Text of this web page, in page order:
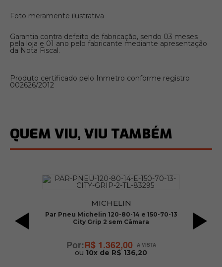
Foto meramente ilustrativa
Garantia contra defeito de fabricação, sendo 03 meses
pela loja e 01 ano pelo fabricante mediante apresentação
da Nota Fiscal.
Produto certificado pelo Inmetro conforme registro
002626/2012
QUEM VIU, VIU TAMBÉM
MICHELIN
Par Pneu Michelin 120-80-14 e 150-70-13
City Grip 2 sem Câmara
R$ 1.362,00
ou 10x de R$ 136,20